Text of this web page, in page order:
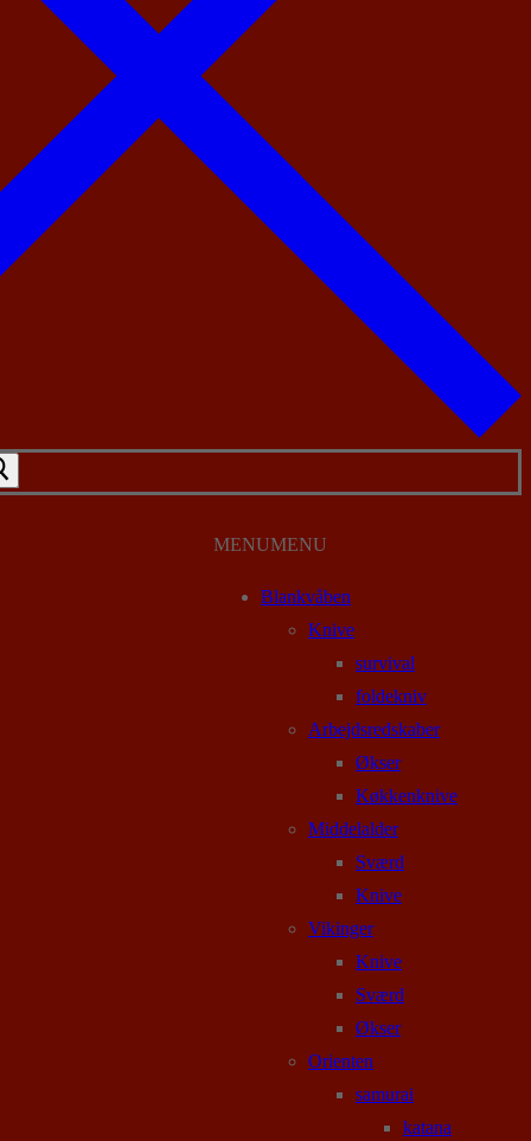
MENUMENU
Blankvåben
Knive
survival
foldekniv
Arbejdsredskaber
Økser
Køkkenknive
Middelalder
Sværd
Knive
Vikinger
Knive
Sværd
Økser
Orienten
samurai
katana